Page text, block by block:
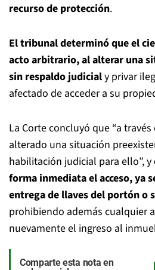
recurso de protección.
El tribunal determinó que el
acto arbitrario, al alterar una
sin respaldo judicialy privar
afectado de acceder a su
La Corte concluyó que “a
alterado una situación
habilitación judicial para ello”, y
forma inmediata el acceso, ya
entrega de llaves del portón o
prohibiendo además cualquier
nuevamente el ingreso al
Comparte esta nota en